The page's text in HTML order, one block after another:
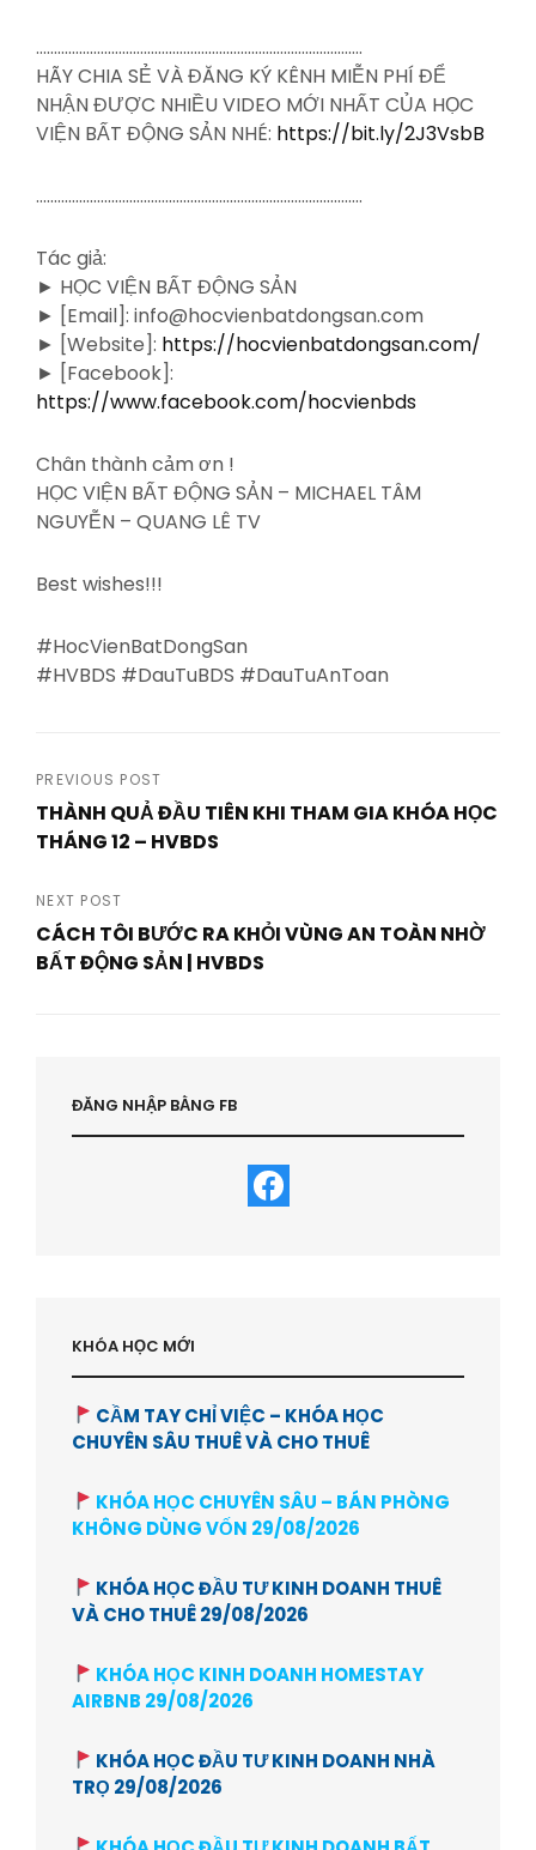
……………………………………………………………………………….
HÃY CHIA SẺ VÀ ĐĂNG KÝ KÊNH MIỄN PHÍ ĐỂ
NHẬN ĐƯỢC NHIỀU VIDEO MỚI NHẤT CỦA HỌC
VIỆN BẤT ĐỘNG SẢN NHÉ: https://bit.ly/2J3VsbB
……………………………………………………………………………….
Tác giả:
► HỌC VIỆN BẤT ĐỘNG SẢN
► [Email]: info@hocvienbatdongsan.com
► [Website]: https://hocvienbatdongsan.com/
► [Facebook]:
https://www.facebook.com/hocvienbds
Chân thành cảm ơn !
HỌC VIỆN BẤT ĐỘNG SẢN – MICHAEL TÂM
NGUYỄN – QUANG LÊ TV
Best wishes!!!
#HocVienBatDongSan
#HVBDS #DauTuBDS #DauTuAnToan
Post
navigation
PREVIOUS POST
THÀNH QUẢ ĐẦU TIÊN KHI THAM GIA KHÓA HỌC
THÁNG 12 – HVBDS
Post
NEXT POST
CÁCH TÔI BƯỚC RA KHỎI VÙNG AN TOÀN NHỜ
BẤT ĐỘNG SẢN | HVBDS
ĐĂNG NHẬP BẰNG FB
KHÓA HỌC MỚI
CẦM TAY CHỈ VIỆC – KHÓA HỌC
CHUYÊN SÂU THUÊ VÀ CHO THUÊ
KHÓA HỌC CHUYÊN SÂU – BÁN PHÒNG
KHÔNG DÙNG VỐN 29/08/2026
KHÓA HỌC ĐẦU TƯ KINH DOANH THUÊ
VÀ CHO THUÊ 29/08/2026
KHÓA HỌC KINH DOANH HOMESTAY
AIRBNB 29/08/2026
KHÓA HỌC ĐẦU TƯ KINH DOANH NHÀ
TRỌ 29/08/2026